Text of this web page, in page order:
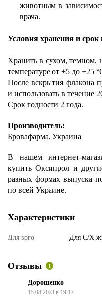
животным в
врача.
Условия хранения и срок
Хранить в сухом, темном,
температуре от +5 до +25
После вскрытия флакона
и использовать в течение
Срок годности 2 года.
Производитель:
Бровафарма, Украина
В нашем интернет-
купить Оксипрол и
разных формах выпуска
по всей Украине.
Характеристики
Для кого Для С/Х
Отзывы 1
Дорошенко
15.08.2023 в 19:17